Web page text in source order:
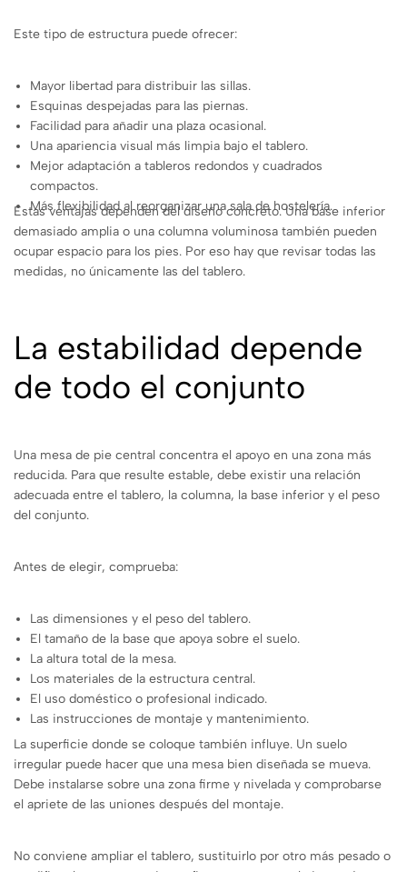
Este tipo de estructura puede ofrecer:
Mayor libertad para distribuir las sillas.
Esquinas despejadas para las piernas.
Facilidad para añadir una plaza ocasional.
Una apariencia visual más limpia bajo el tablero.
Mejor adaptación a tableros redondos y cuadrados
compactos.
Más flexibilidad al reorganizar una sala de hostelería.
Estas ventajas dependen del diseño concreto. Una base inferior
demasiado amplia o una columna voluminosa también pueden
ocupar espacio para los pies. Por eso hay que revisar todas las
medidas, no únicamente las del tablero.
La estabilidad depende
de todo el conjunto
Una mesa de pie central concentra el apoyo en una zona más
reducida. Para que resulte estable, debe existir una relación
adecuada entre el tablero, la columna, la base inferior y el peso
del conjunto.
Antes de elegir, comprueba:
Las dimensiones y el peso del tablero.
El tamaño de la base que apoya sobre el suelo.
La altura total de la mesa.
Los materiales de la estructura central.
El uso doméstico o profesional indicado.
Las instrucciones de montaje y mantenimiento.
La superficie donde se coloque también influye. Un suelo
irregular puede hacer que una mesa bien diseñada se mueva.
Debe instalarse sobre una zona firme y nivelada y comprobarse
el apriete de las uniones después del montaje.
No conviene ampliar el tablero, sustituirlo por otro más pesado o